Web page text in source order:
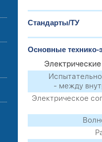
Стандарты/ТУ
Основные технико-
- между
Электрическое